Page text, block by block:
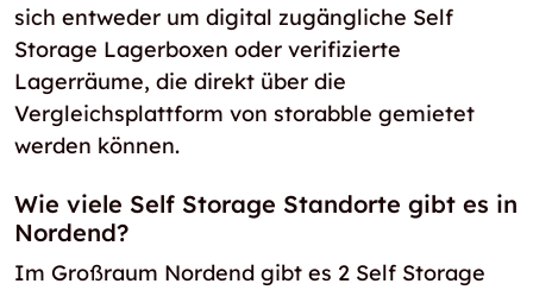
sich entweder um digital zugängliche Self
Storage Lagerboxen oder verifizierte
Lagerräume, die direkt über die
Vergleichsplattform von storabble gemietet
werden können.
Wie viele Self Storage Standorte gibt es in
Nordend?
Im Großraum Nordend gibt es 2 Self Storage